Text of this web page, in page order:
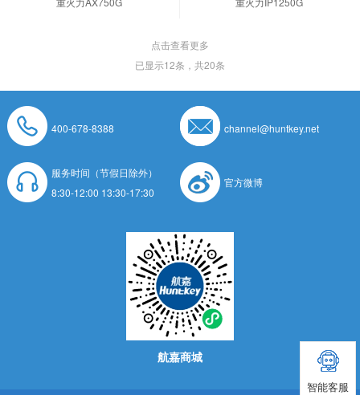
点击查看更多
已显示12条，共20条
400-678-8388 channel@huntkey.net
服务时间（节假日除外）
8:30-12:00 13:30-17:30
官方微博
航嘉商城
智能客服